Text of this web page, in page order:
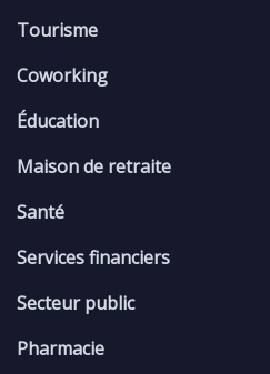
Tourisme
Coworking
Éducation
Maison de retraite
Santé
Services financiers
Secteur public
Pharmacie